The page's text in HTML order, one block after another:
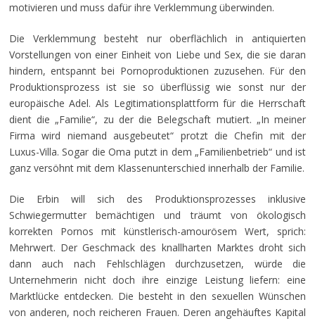
motivieren und muss dafür ihre Verklemmung überwinden.
Die Verklemmung besteht nur oberflächlich in antiquierten
Vorstellungen von einer Einheit von Liebe und Sex, die sie daran
hindern, entspannt bei Pornoproduktionen zuzusehen. Für den
Produktionsprozess ist sie so überflüssig wie sonst nur der
europäische Adel. Als Legitimationsplattform für die Herrschaft
dient die „Familie“, zu der die Belegschaft mutiert. „In meiner
Firma wird niemand ausgebeutet“ protzt die Chefin mit der
Luxus-Villa. Sogar die Oma putzt in dem „Familienbetrieb“ und ist
ganz versöhnt mit dem Klassenunterschied innerhalb der Familie.
Die Erbin will sich des Produktionsprozesses inklusive
Schwiegermutter bemächtigen und träumt von ökologisch
korrekten Pornos mit künstlerisch-amourösem Wert, sprich:
Mehrwert. Der Geschmack des knallharten Marktes droht sich
dann auch nach Fehlschlägen durchzusetzen, würde die
Unternehmerin nicht doch ihre einzige Leistung liefern: eine
Marktlücke entdecken. Die besteht in den sexuellen Wünschen
von anderen, noch reicheren Frauen. Deren angehäuftes Kapital